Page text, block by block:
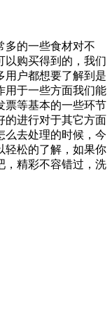
的一些食材对不
以购买得到的，我们
用户都想要了解到是
用于一些方面我们能
票等基本的一些环节
的进行对于其它方面
么去处理的时候，今
轻松的了解，如果你
，精彩不容错过，洗